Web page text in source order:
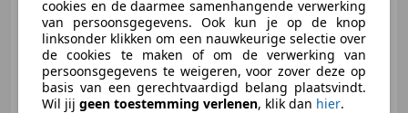
08/2014 68.818 km Diesel 110 kW (150 PK)
cookies en de daarmee samenhangende verwerking
van persoonsgegevens. Ook kun je op de knop
linksonder klikken om een nauwkeurige selectie over
de cookies te maken of om de verwerking van
persoonsgegevens te weigeren, voor zover deze op
basis van een gerechtvaardigd belang plaatsvindt.
Wil jij geen toestemming verlenen, klik dan hier.